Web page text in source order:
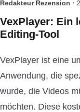
Redakteur Rezension ·
VexPlayer: Ein
Editing-Tool
VexPlayer ist eine
Anwendung, die
wurde, die Videos
möchten. Diese